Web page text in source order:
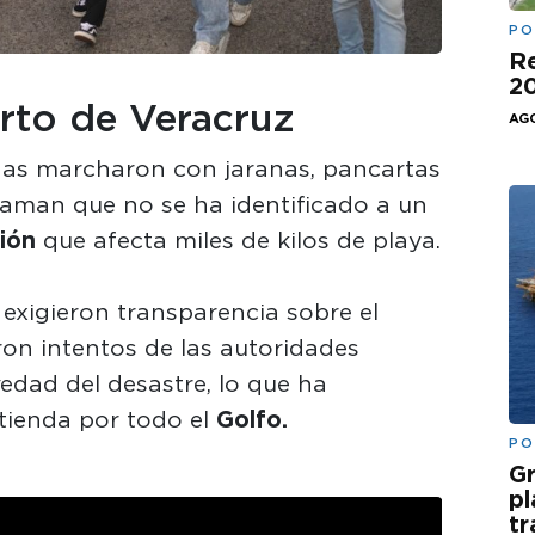
de Veracruz
marcharon con jaranas, pancartas
que no se ha identificado a un
que afecta miles de kilos de playa.
transparencia sobre el
intentos de las autoridades
del desastre, lo que ha
por todo el Golfo.